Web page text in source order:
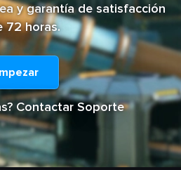
y garantía de satisfacción
72 horas.
Contactar Soporte